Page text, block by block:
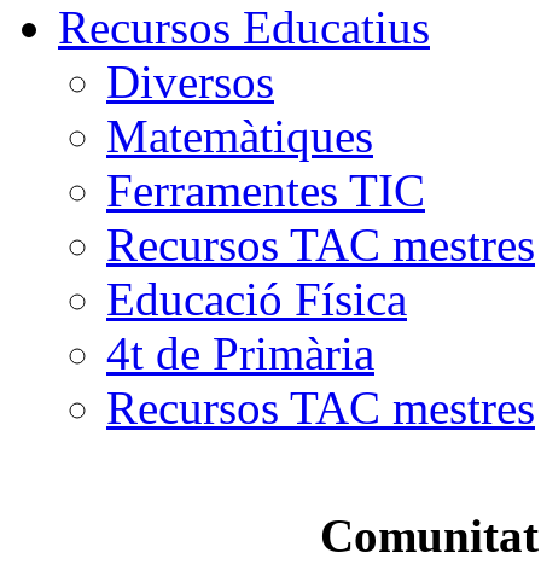
Recursos Educatius
Diversos
Matemàtiques
Ferramentes TIC
Recursos TAC mestres
Educació Física
4t de Primària
Recursos TAC mestres